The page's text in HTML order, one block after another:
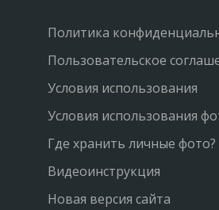
Политика
Пользовательское
Условия использования
Условия использования
Где хранить личные фото?
Видеоинструкция
Новая версия сайта